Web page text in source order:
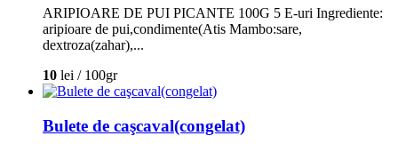
ARIPIOARE DE PUI PICANTE 100G 5 E-uri Ingrediente:
aripioare de pui,condimente(Atis Mambo:sare,
dextroza(zahar),...
10 lei / 100gr
Bulete de caşcaval(congelat)